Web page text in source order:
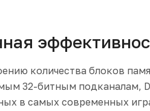
количества блоков
32-битным подканалам,
в самых современных